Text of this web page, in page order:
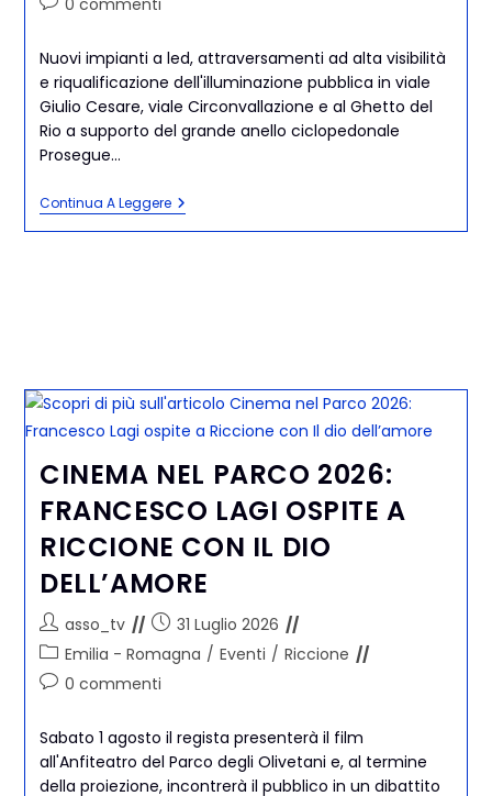
0 commenti
Nuovi impianti a led, attraversamenti ad alta visibilità
e riqualificazione dell'illuminazione pubblica in viale
Giulio Cesare, viale Circonvallazione e al Ghetto del
Rio a supporto del grande anello ciclopedonale
Prosegue…
Continua A Leggere
CINEMA NEL PARCO 2026:
FRANCESCO LAGI OSPITE A
RICCIONE CON IL DIO
DELL’AMORE
asso_tv
31 Luglio 2026
Emilia - Romagna / Eventi / Riccione
0 commenti
Sabato 1 agosto il regista presenterà il film
all'Anfiteatro del Parco degli Olivetani e, al termine
della proiezione, incontrerà il pubblico in un dibattito